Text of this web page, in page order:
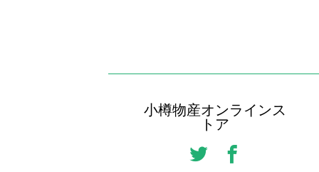
小樽物産オンラインス
トア